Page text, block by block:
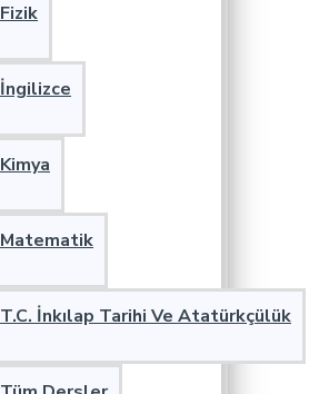
Fizik
İngilizce
Kimya
Matematik
T.C. İnkılap Tarihi Ve Atatürkçülük